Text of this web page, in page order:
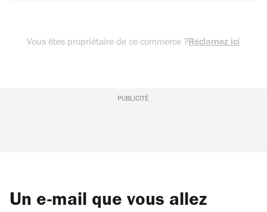
Vous êtes propriétaire de ce commerce ?Réclamez ici
PUBLICITÉ
Un e-mail que vous allez